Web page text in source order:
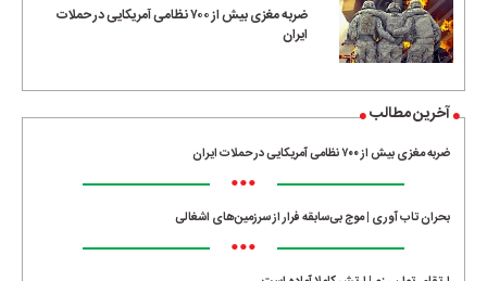
ضربه مغزی بیش از ۷۰۰ نظامی آمریکایی در حملات
ایران
آخرین مطالب
ضربه مغزی بیش از ۷۰۰ نظامی آمریکایی در حملات ایران
•••
بحران تاب آوری | موج بی‌سابقه فرار از سرزمین‌های اشغالی
•••